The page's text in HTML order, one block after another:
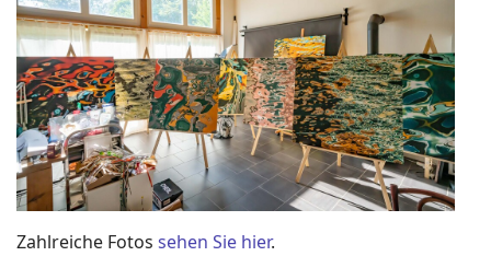
Zahlreiche Fotos sehen Sie hier.